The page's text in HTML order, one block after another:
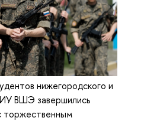
нижегородского и
ВШЭ завершились
торжественным